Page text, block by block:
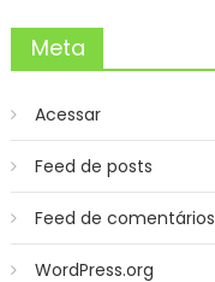
Meta
Acessar
Feed de posts
Feed de comentários
WordPress.org